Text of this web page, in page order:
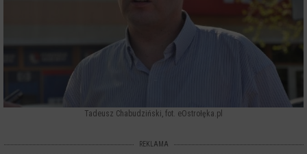
Tadeusz Chabudziński, fot. eOstrołęka.pl
REKLAMA